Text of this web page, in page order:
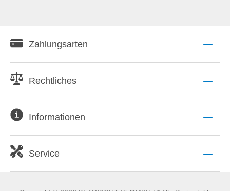
Zahlungsarten
Rechtliches
Informationen
Service